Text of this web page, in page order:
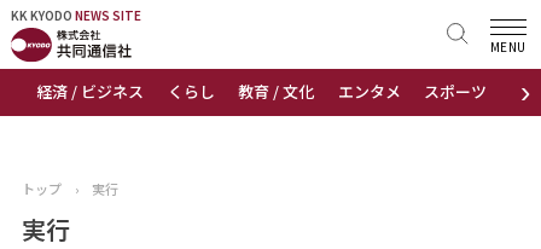
KK KYODO NEWS SITE
›
経済 / ビジネス くらし 教育 / 文化 エンタメ スポーツ 地域
MENU
KK KYODONEWS SITE
トップページ
ニュース
トップ › 実行
実行